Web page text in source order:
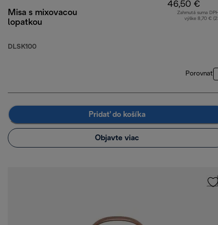
Misa s mixovacou
lopatkou
DLSK100
46,50 €
Zahrnutá suma
výške 8,70 €
Porovnať
Pridať do košíka
Objavte viac